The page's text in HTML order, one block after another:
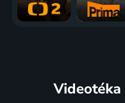
Videotéka